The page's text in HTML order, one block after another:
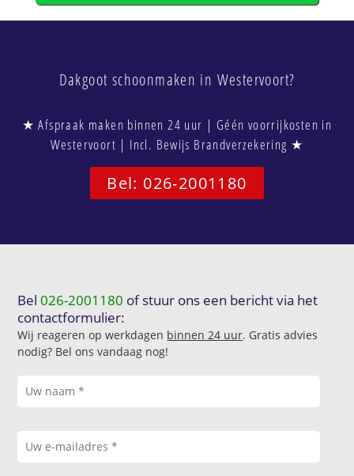
Dakgoot schoonmaken in Westervoort?
★ Afspraak maken binnen 24 uur | Géén voorrijkosten in
Westervoort | Incl. Bewijs Brandverzekering ★
Bel: 026-2001180
Bel026-2001180 of stuur ons een bericht via het
contactformulier:
Wij reageren op werkdagen binnen 24 uur. Gratis advies
nodig? Bel ons vandaag nog!